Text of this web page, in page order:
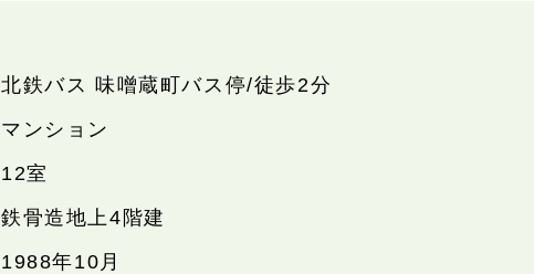
北鉄バス 味噌蔵町バス停/徒歩2分
マンション
12室
鉄骨造地上4階建
1988年10月